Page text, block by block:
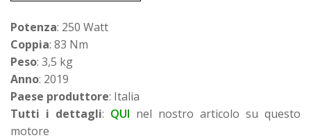
Potenza: 250 Watt
Coppia: 83 Nm
Peso: 3,5 kg
Anno: 2019
Paese produttore: Italia
Tutti i dettagli: QUI nel nostro articolo su questo
motore